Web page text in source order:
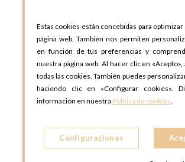
ESPAñA
Teléfono:+34 935 724 041
OPTIONS MADRID
C. Lucio Emilio Cándido, 6,
28803 Alcalá de Henares, Madrid
ESPAñA
OPTIONS MADRID
Estas cookies están concebidas para
página web. También nos permiten
en función de tus preferencias y
nuestra página web. Al hacer clic en
todas las cookies. También puedes
haciendo clic en «Configurar cookies».
información en nuestra Política de cookies.
Configuraciones